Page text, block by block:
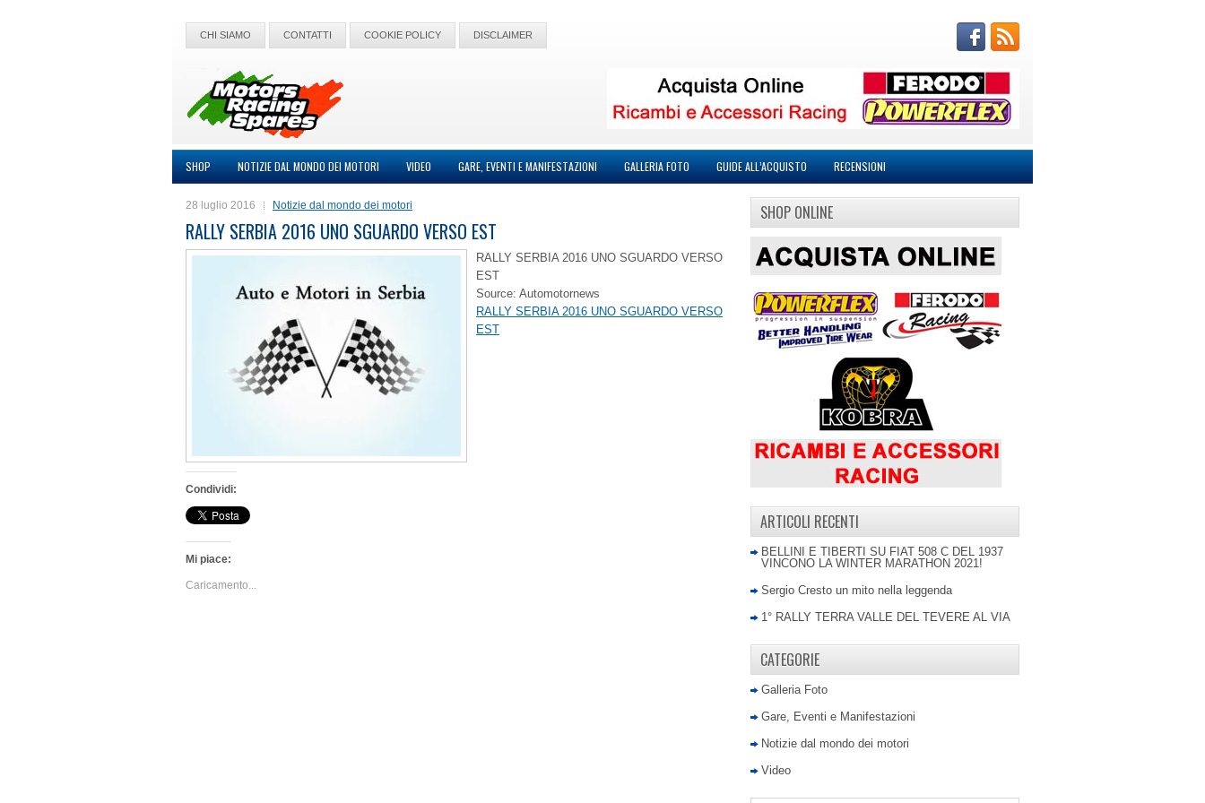
CHI SIAMO CONTATTI COOKIE POLICY DISCLAIMER
SHOP NOTIZIE DAL MONDO DEI MOTORI VIDEO GARE, EVENTI E MANIFESTAZIONI GALLERIA FOTO GUIDE ALL’ACQUISTO RECENSIONI
28 luglio 2016 Notizie dal mondo dei motori
RALLY SERBIA 2016 UNO SGUARDO VERSO EST
RALLY SERBIA 2016 UNO SGUARDO VERSO
EST
Source: Automotornews
RALLY SERBIA 2016 UNO SGUARDO VERSO
EST
Condividi:
Mi piace:
Caricamento...
SHOP ONLINE
ARTICOLI RECENTI
BELLINI E TIBERTI SU FIAT 508 C DEL 1937
VINCONO LA WINTER MARATHON 2021!
Sergio Cresto un mito nella leggenda
1° RALLY TERRA VALLE DEL TEVERE AL VIA
CATEGORIE
Galleria Foto
Gare, Eventi e Manifestazioni
Notizie dal mondo dei motori
Video